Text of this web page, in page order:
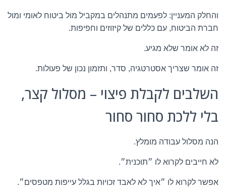
והחלק המעניין: לפעמים מתנהלים במקביל מול ביטוח לאומי ומול
חברת הביטוח, עם כללים של קיזוזים וחפיפות.
זה לא אומר שלא מגיע.
זה אומר שצריך אסטרטגיה, סדר, ותזמון נכון של פעולות.
השלבים לקבלת פיצוי – מסלול קצר,
בלי ללכת סחור סחור
הנה מסלול עבודה מומלץ.
לא חייבים לקרוא לו ״תוכנית״.
אפשר לקרוא לו ״איך לא לאבד זכויות בגלל עייפות מטפסים״.